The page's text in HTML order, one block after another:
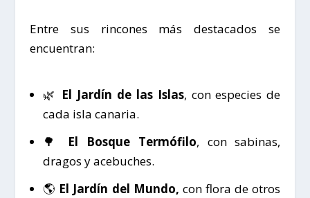
Entre sus rincones más destacados se
encuentran:
🌿 El Jardín de las Islas, con especies de
cada isla canaria.
🌳
El Bosque Termófilo, con sabinas,
dragos y acebuches.
🌎 El Jardín del Mundo, con flora de otros